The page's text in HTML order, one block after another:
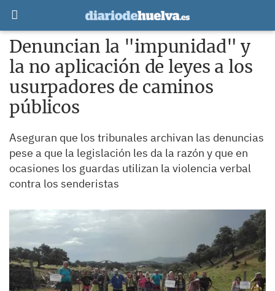
Denuncian la "impunidad" y
la no aplicación de leyes a los
usurpadores de caminos
públicos
Aseguran que los tribunales archivan las denuncias
pese a que la legislación les da la razón y que en
ocasiones los guardas utilizan la violencia verbal
contra los senderistas